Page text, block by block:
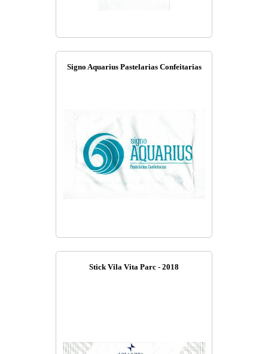
Signo Aquarius Pastelarias Confeitarias
Stick Vila Vita Parc - 2018